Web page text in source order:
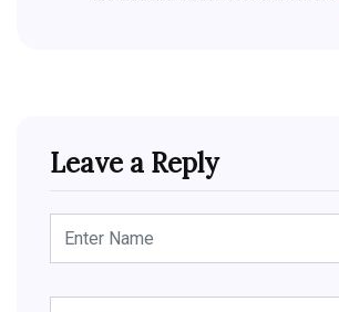
Leave a Reply